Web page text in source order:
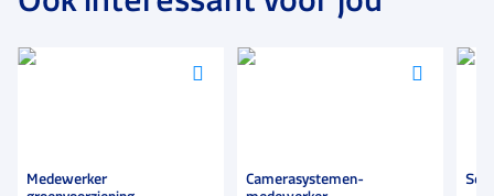
Voeg
Medewerker
Voeg
Camerasystemen-